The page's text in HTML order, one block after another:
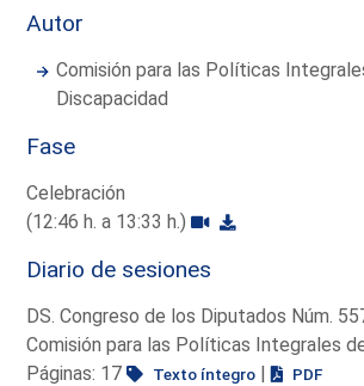
Autor
Comisión para las Políticas
Discapacidad
Fase
Celebración
(12:46 h. a 13:33 h.)
Diario de sesiones
DS. Congreso de los Diputados Núm.
Comisión para las Políticas Integrales
Páginas: 17
Texto íntegro | PDF